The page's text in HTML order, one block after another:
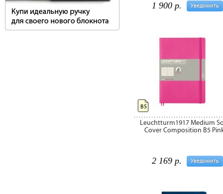
Уведомить
1 900 р.
Leuchtturm1917 Medium
Cover Composition B5
Уведомить
2 169 р.
B5